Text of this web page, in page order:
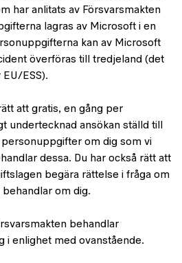
har anlitats av Försvarsmakten
lagras av Microsoft i en
kan av Microsoft
överföras till tredjeland (det
ESS).
att gratis, en gång per
undertecknad ansökan ställd till
om dig som vi
dessa. Du har också rätt att
begära rättelse i fråga om
om dig.
behandlar
i enlighet med ovanstående.